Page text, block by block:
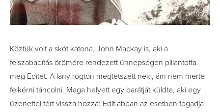
Köztük volt a skót katona, John Mackay is, aki a
felszabadítás örömére rendezett ünnepségen pillantotta
meg Editet. A lány rögtön megtetszett neki, ám nem merte
felkérni táncolni. Maga helyett egy barátját küldte, aki egy
üzenettel tért vissza hozzá: Edit abban az esetben fogadja